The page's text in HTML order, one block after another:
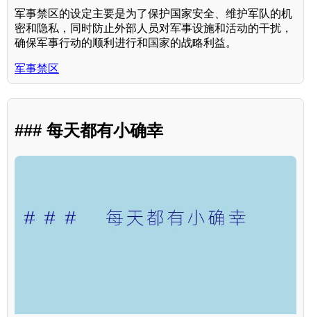
军事禁区的设定主要是为了保护国家安全、维护军队的机
密和隐私，同时防止外部人员对军事设施和活动的干扰，
确保军事行动的顺利进行和国家的战略利益。
军事禁区
### 每天都有小确幸